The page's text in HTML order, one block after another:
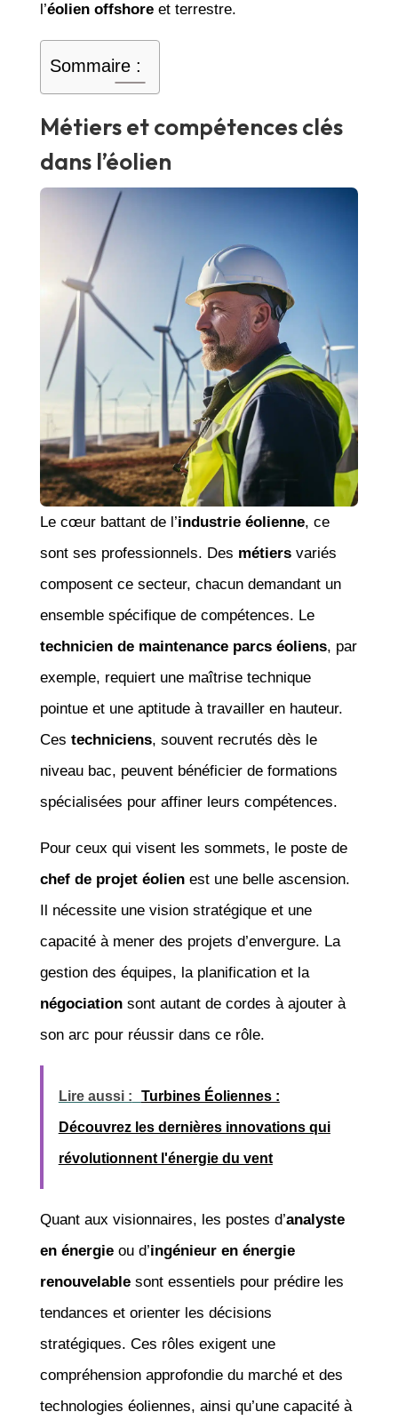
l’éolien offshoreet terrestre.
Sommaire :
Métiers et compétences clés
dans l’éolien
Le cœur battant de l’industrie éolienne, ce
sont ses professionnels. Des métiersvariés
composent ce secteur, chacun demandant un
ensemble spécifique de compétences. Le
technicien de maintenance parcs éoliens, par
exemple, requiert une maîtrise technique
pointue et une aptitude à travailler en hauteur.
Ces techniciens, souvent recrutés dès le
niveau bac, peuvent bénéficier de formations
spécialisées pour affiner leurs compétences.
Pour ceux qui visent les sommets, le poste de
chef de projet éolienest une belle ascension.
Il nécessite une vision stratégique et une
capacité à mener des projets d’envergure. La
gestion des équipes, la planification et la
négociationsont autant de cordes à ajouter à
son arc pour réussir dans ce rôle.
Lire aussi : Turbines Éoliennes :
Découvrez les dernières innovations qui
révolutionnent l'énergie du vent
Quant aux visionnaires, les postes d’analyste
en énergieou d’ingénieur en énergie
renouvelablesont essentiels pour prédire les
tendances et orienter les décisions
stratégiques. Ces rôles exigent une
compréhension approfondie du marché et des
technologies éoliennes, ainsi qu’une capacité à